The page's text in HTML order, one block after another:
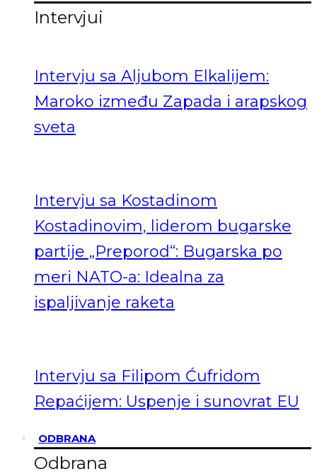
Intervjui
Intervju sa Aljubom Elkalijem:
Maroko između Zapada i arapskog
sveta
Intervju sa Kostadinom
Kostadinovim, liderom bugarske
partije „Preporod“: Bugarska po
meri NATO-a: Idealna za
ispaljivanje raketa
Intervju sa Filipom Ćufridom
Repaćijem: Uspenje i sunovrat EU
ODBRANA
Odbrana